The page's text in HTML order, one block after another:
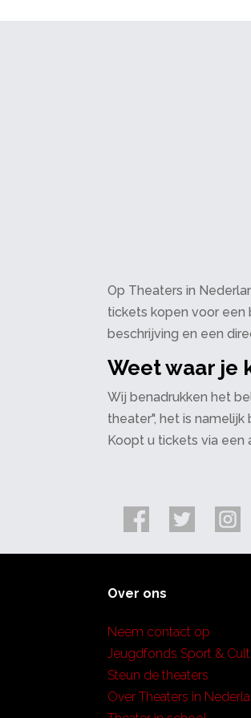
Op Theaters in
tickets kopen voor een
beschrijving en een
Weet waar je
Wij benadrukken het
theater", het is
Koopt u tickets via een
Over ons
Neem contact op
Jeugdfonds Sport &
Steun de theaters
Over Theaters in